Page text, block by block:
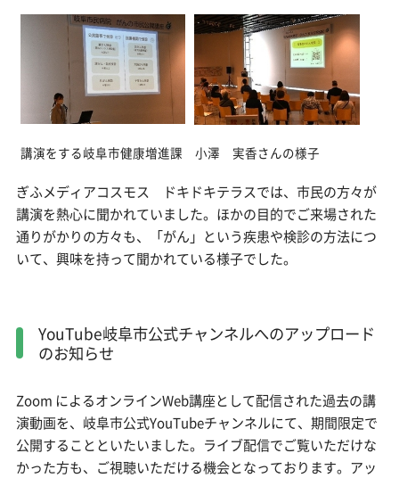
講演をする岐阜市健康増進課 小澤 実香さんの様子
ぎふメディアコスモス ドキドキテラスでは、市民の方々が
講演を熱心に聞かれていました。ほかの目的でご来場された
通りがかりの方々も、「がん」という疾患や検診の方法につ
いて、興味を持って聞かれている様子でした。
YouTube岐阜市公式チャンネルへのアップロード
のお知らせ
Zoom によるオンラインWeb講座として配信された過去の講
演動画を、岐阜市公式YouTubeチャンネルにて、期間限定で
公開することといたいました。ライブ配信でご覧いただけな
かった方も、ご視聴いただける機会となっております。アッ